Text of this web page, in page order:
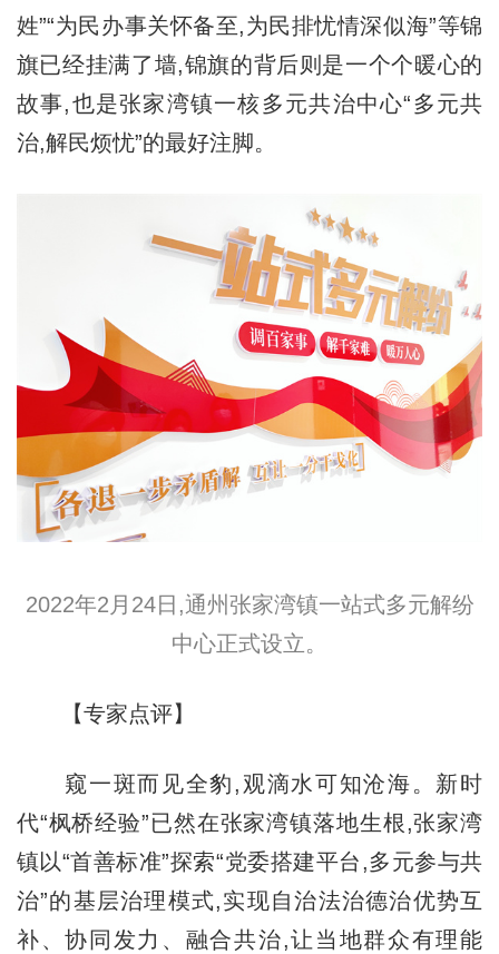
姓”“为民办事关怀备至,为民排忧情深似海”等锦
旗已经挂满了墙,锦旗的背后则是一个个暖心的
故事,也是张家湾镇一核多元共治中心“多元共
治,解民烦忧”的最好注脚。
2022年2月24日,通州张家湾镇一站式多元解纷
中心正式设立。
【专家点评】
窥一斑而见全豹,观滴水可知沧海。新时
代“枫桥经验”已然在张家湾镇落地生根,张家湾
镇以“首善标准”探索“党委搭建平台,多元参与共
治”的基层治理模式,实现自治法治德治优势互
补、协同发力、融合共治,让当地群众有理能